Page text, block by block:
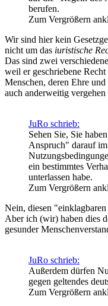
berufen.
Zum Vergrößern
Wir sind hier kein
nicht um das iuristische
Das sind zwei
weil er geschriebene
Menschen, deren Ehre
auch anderweitig vergehen
JuRo schrieb:
Sehen Sie, Sie
Anspruch" darauf
ein bestimmtes
unterlassen habe.
Zum Vergrößern
Nein, diesen
Aber ich (wir) haben dies
gesunder
JuRo schrieb:
Außerdem dürfen
gegen geltendes
Zum Vergrößern